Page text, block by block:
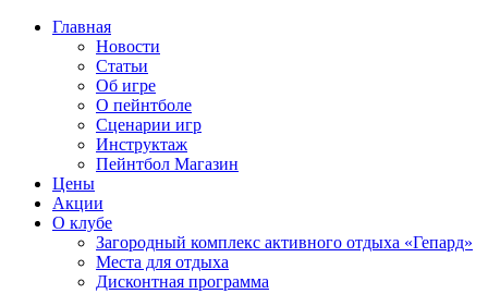
Главная
Новости
Статьи
Об игре
О пейнтболе
Сценарии игр
Инструктаж
Пейнтбол Магазин
Цены
Акции
О клубе
Загородный комплекс активного отдыха «Гепард»
Места для отдыха
Дисконтная программа